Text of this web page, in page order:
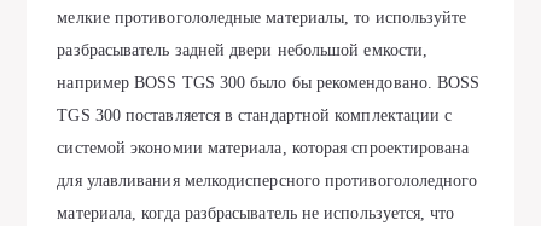
мелкие противогололедные материалы, то используйте
разбрасыватель задней двери небольшой емкости,
например BOSS TGS 300 было бы рекомендовано. BOSS
TGS 300 поставляется в стандартной комплектации с
системой экономии материала, которая спроектирована
для улавливания мелкодисперсного противогололедного
материала, когда разбрасыватель не используется, что